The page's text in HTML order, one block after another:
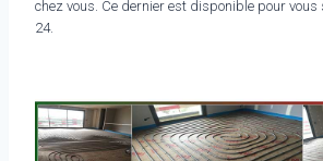
chez vous. Ce dernier est disponible pour
24.